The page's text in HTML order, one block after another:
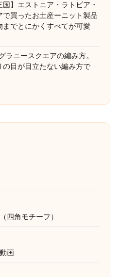
国】エストニア・ラトビア・
で買ったお土産ーニット製品
までとにかくすべてが可愛
ラニースクエアの編み方。
の目が目立たない編み方で
四角モチーフ）
画